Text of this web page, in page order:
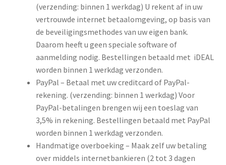
Verzenden & retourneren
Voorbereiding jaargesprek AAA
Winkelwagen
(verzending: binnen 1 werkdag) U rekent af in uw
vertrouwde internet betaalomgeving, op basis van
de beveiligingsmethodes van uw eigen bank.
Daarom heeft u geen speciale software of
aanmelding nodig. Bestellingen betaald met iDEAL
worden binnen 1 werkdag verzonden.
PayPal – Betaal met uw creditcard of PayPal-
rekening. (verzending: binnen 1 werkdag) Voor
PayPal-betalingen brengen wij een toeslag van
3,5% in rekening. Bestellingen betaald met PayPal
worden binnen 1 werkdag verzonden.
Handmatige overboeking – Maak zelf uw betaling
over middels internetbankieren (2 tot 3 dagen